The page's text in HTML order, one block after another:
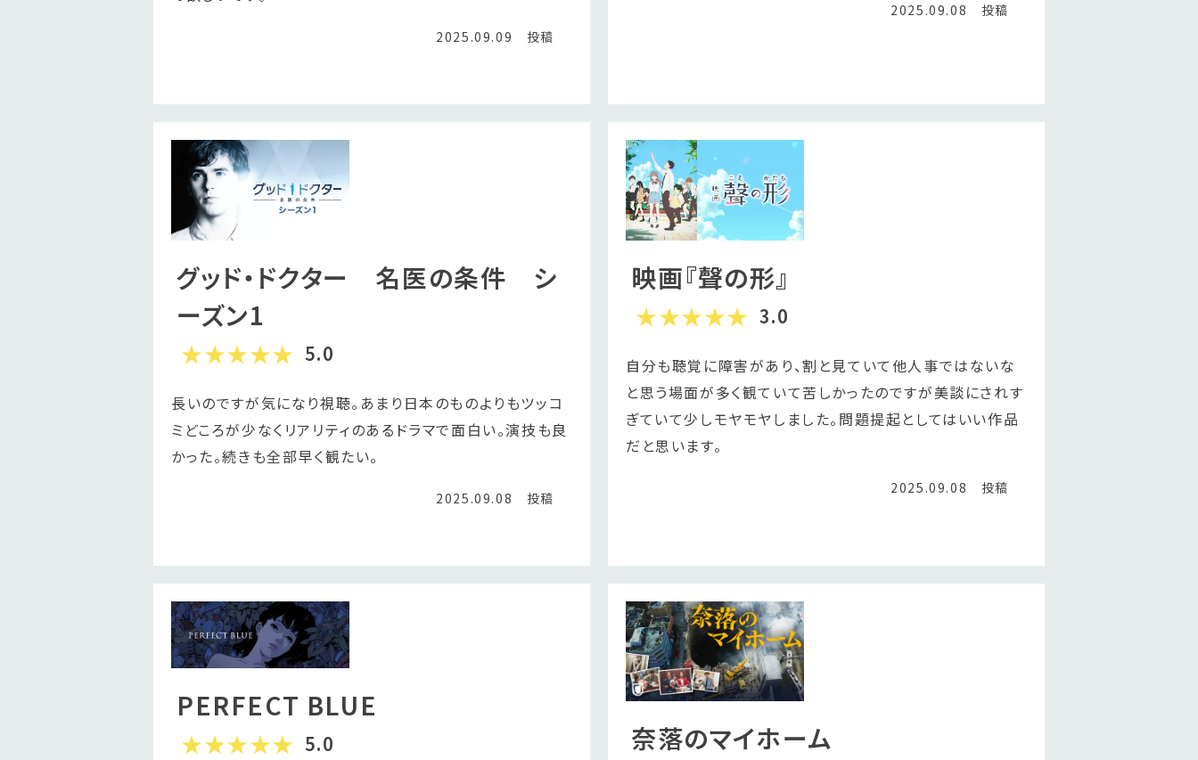
2025.09.09 投稿
2025.09.08 投稿
グッド・ドクター 名医の条件 シ
ーズン1
5.0
長いのですが気になり視聴。あまり日本のものよりもツッコ
ミどころが少なくリアリティのあるドラマで面白い。演技も良
かった。続きも全部早く観たい。
2025.09.08 投稿
映画『聲の形』
3.0
自分も聴覚に障害があり、割と見ていて他人事ではないな
と思う場面が多く観ていて苦しかったのですが美談にされす
ぎていて少しモヤモヤしました。問題提起としてはいい作品
だと思います。
2025.09.08 投稿
PERFECT BLUE
5.0 奈落のマイホーム